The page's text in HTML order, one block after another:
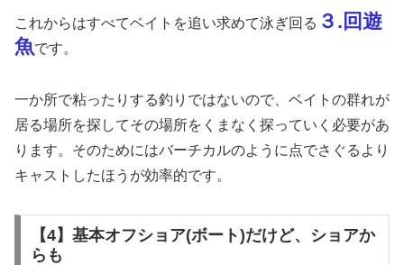
これからはすべてベイトを追い求めて泳ぎ回る ３.回遊
魚です。
一か所で粘ったりする釣りではないので、ベイトの群れが
居る場所を探してその場所をくまなく探っていく必要があ
ります。そのためにはバーチカルのように点でさぐるより
キャストしたほうが効率的です。
【4】基本オフショア(ボート)だけど、ショアか
らも